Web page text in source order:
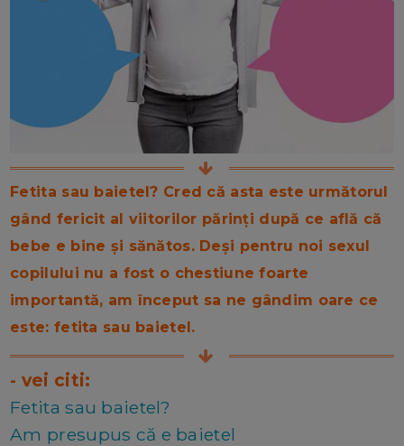
Fetita sau baietel? Cred că asta este următorul
gând fericit al viitorilor părinți după ce află că
bebe e bine și sănătos. Deși pentru noi sexul
copilului nu a fost o chestiune foarte
importantă, am început sa ne gândim oare ce
este: fetita sau baietel.
- vei citi:
Fetita sau baietel?
Am presupus că e baietel